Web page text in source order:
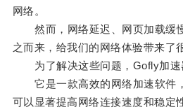
网络。
然而，网络延迟、网页加载缓
之而来，给我们的网络体验带来了
为了解决这些问题，Gofly加速
它是一款高效的网络加速软件，
可以显著提高网络连接速度和稳定